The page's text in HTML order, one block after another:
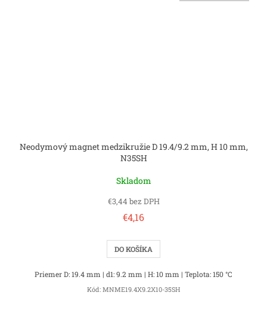
Neodymový magnet medzikružie D 19.4/9.2 mm, H 10 mm,
N35SH
Skladom
€3,44 bez DPH
€4,16
DO KOŠÍKA
Priemer D: 19.4 mm | d1: 9.2 mm | H: 10 mm | Teplota: 150 °C
Kód: MNME19.4X9.2X10-35SH